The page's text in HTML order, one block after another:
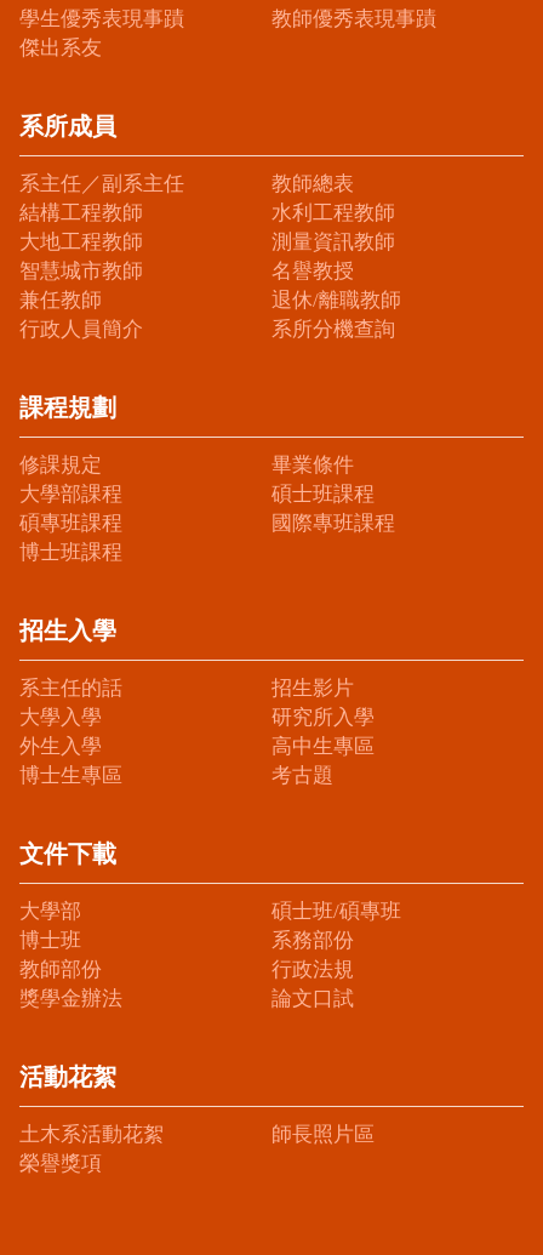
學生優秀表現事蹟
教師優秀表現事蹟
傑出系友
系所成員
系主任／副系主任
教師總表
結構工程教師
水利工程教師
大地工程教師
測量資訊教師
智慧城市教師
名譽教授
兼任教師
退休/離職教師
行政人員簡介
系所分機查詢
課程規劃
修課規定
畢業條件
大學部課程
碩士班課程
碩專班課程
國際專班課程
博士班課程
招生入學
系主任的話
招生影片
大學入學
研究所入學
外生入學
高中生專區
博士生專區
考古題
文件下載
大學部
碩士班/碩專班
博士班
系務部份
教師部份
行政法規
獎學金辦法
論文口試
活動花絮
土木系活動花絮
師長照片區
榮譽獎項